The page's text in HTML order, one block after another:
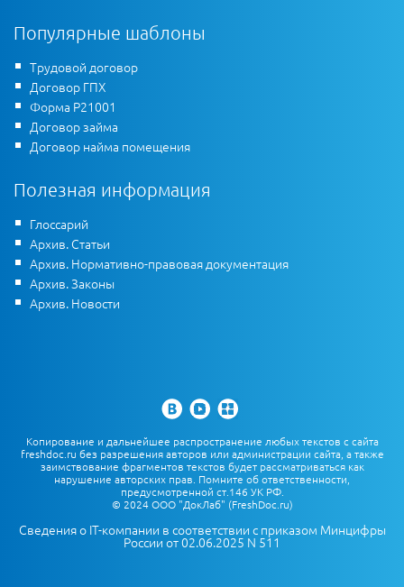
Популярные шаблоны
Трудовой договор
Договор ГПХ
Форма Р21001
Договор займа
Договор найма помещения
Полезная информация
Глоссарий
Архив. Статьи
Архив. Нормативно-правовая документация
Архив. Законы
Архив. Новости
Копирование и дальнейшее распространение любых текстов с сайта
freshdoc.ru без разрешения авторов или администрации сайта, а также
заимствование фрагментов текстов будет рассматриваться как
нарушение авторских прав. Помните об ответственности,
предусмотренной ст.146 УК РФ.
© 2024 ООО "ДокЛаб" (FreshDoc.ru)
Сведения о IT-компании в соответствии с приказом Минцифры
России от 02.06.2025 N 511